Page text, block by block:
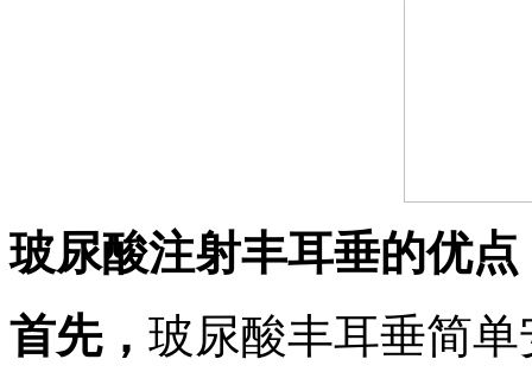
玻尿酸注射丰耳垂的优点
首先， 玻尿酸丰耳垂简